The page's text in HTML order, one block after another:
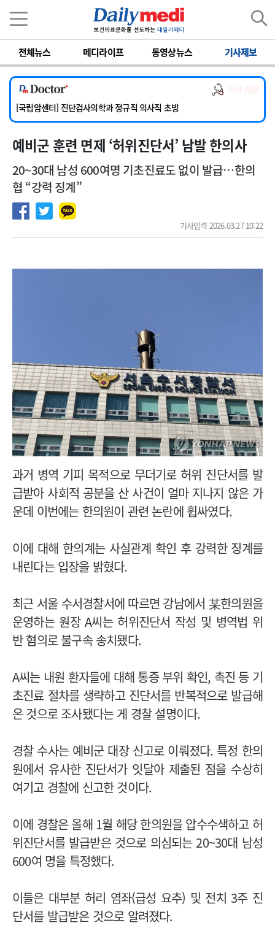
전체뉴스 메디라이프 동영상뉴스 기사제보
[서울아산병원] 2026년 하반기 인턴 모집
[명지병원] 하반기 전공의(인턴) 모집
[국립암센터] 진단검사의학과 정규직 의사직 초빙
[인제대학교해운대백병원] 치과 진료교수 모집 공고
[서울아산병원] 2026년 하반기 인턴 모집
예비군 훈련 면제 ‘허위진단서’ 남발 한의사
20~30대 남성 600여명 기초진료도 없이 발급…한의
협 “강력 징계”
기사입력 2026.03.27 10:22
과거 병역 기피 목적으로 무더기로 허위 진단서를 발
급받아 사회적 공분을 산 사건이 얼마 지나지 않은 가
운데 이번에는 한의원이 관련 논란에 휩싸였다.
이에 대해 한의계는 사실관계 확인 후 강력한 징계를
내린다는 입장을 밝혔다.
최근 서울 수서경찰서에 따르면 강남에서 某한의원을
운영하는 원장 A씨는 허위진단서 작성 및 병역법 위
반 혐의로 불구속 송치됐다.
A씨는 내원 환자들에 대해 통증 부위 확인, 촉진 등 기
초진료 절차를 생략하고 진단서를 반복적으로 발급해
온 것으로 조사됐다는 게 경찰 설명이다.
경찰 수사는 예비군 대장 신고로 이뤄졌다. 특정 한의
원에서 유사한 진단서가 잇달아 제출된 점을 수상히
여기고 경찰에 신고한 것이다.
이에 경찰은 올해 1월 해당 한의원을 압수수색하고 허
위진단서를 발급받은 것으로 의심되는 20~30대 남성
600여 명을 특정했다.
이들은 대부분 허리 염좌(급성 요추) 및 전치 3주 진
단서를 발급받은 것으로 알려졌다.